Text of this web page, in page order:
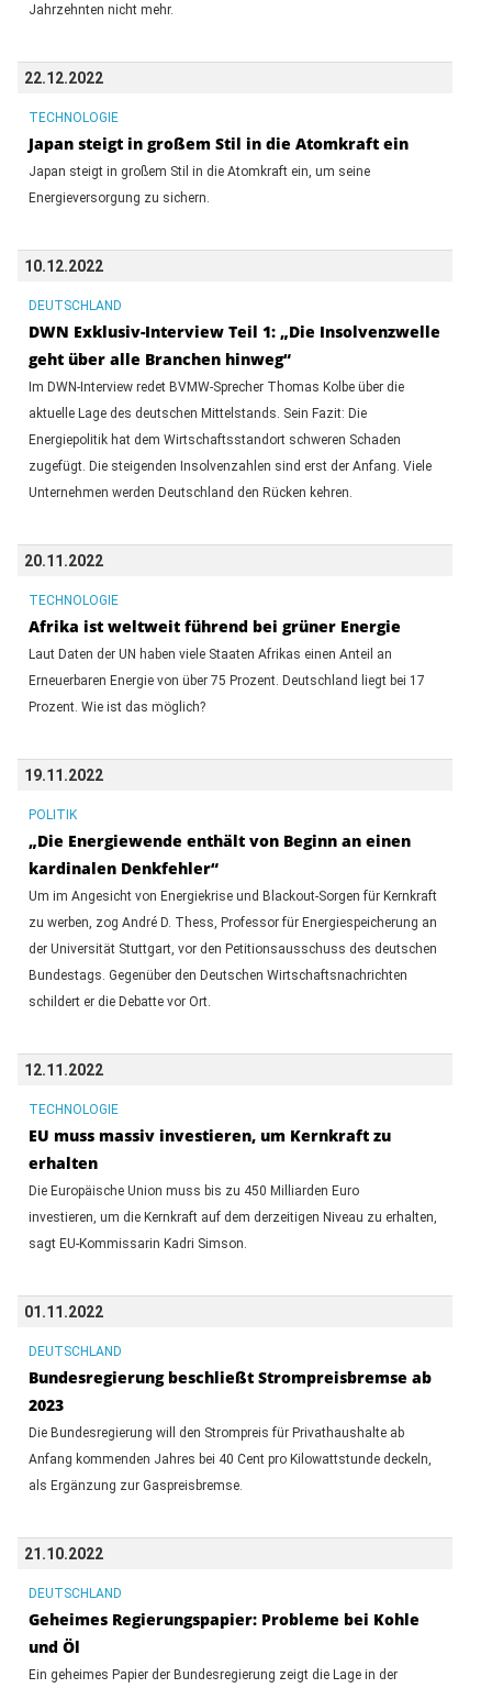
Jahrzehnten nicht mehr.
22.12.2022
TECHNOLOGIE
Japan steigt in großem Stil in die Atomkraft ein
Japan steigt in großem Stil in die Atomkraft ein, um seine
Energieversorgung zu sichern.
10.12.2022
DEUTSCHLAND
DWN Exklusiv-Interview Teil 1: „Die Insolvenzwelle
geht über alle Branchen hinweg“
Im DWN-Interview redet BVMW-Sprecher Thomas Kolbe über die
aktuelle Lage des deutschen Mittelstands. Sein Fazit: Die
Energiepolitik hat dem Wirtschaftsstandort schweren Schaden
zugefügt. Die steigenden Insolvenzahlen sind erst der Anfang. Viele
Unternehmen werden Deutschland den Rücken kehren.
20.11.2022
TECHNOLOGIE
Afrika ist weltweit führend bei grüner Energie
Laut Daten der UN haben viele Staaten Afrikas einen Anteil an
Erneuerbaren Energie von über 75 Prozent. Deutschland liegt bei 17
Prozent. Wie ist das möglich?
19.11.2022
POLITIK
„Die Energiewende enthält von Beginn an einen
kardinalen Denkfehler“
Um im Angesicht von Energiekrise und Blackout-Sorgen für Kernkraft
zu werben, zog André D. Thess, Professor für Energiespeicherung an
der Universität Stuttgart, vor den Petitionsausschuss des deutschen
Bundestags. Gegenüber den Deutschen Wirtschaftsnachrichten
schildert er die Debatte vor Ort.
12.11.2022
TECHNOLOGIE
EU muss massiv investieren, um Kernkraft zu
erhalten
Die Europäische Union muss bis zu 450 Milliarden Euro
investieren, um die Kernkraft auf dem derzeitigen Niveau zu erhalten,
sagt EU-Kommissarin Kadri Simson.
01.11.2022
DEUTSCHLAND
Bundesregierung beschließt Strompreisbremse ab
2023
Die Bundesregierung will den Strompreis für Privathaushalte ab
Anfang kommenden Jahres bei 40 Cent pro Kilowattstunde deckeln,
als Ergänzung zur Gaspreisbremse.
21.10.2022
DEUTSCHLAND
Geheimes Regierungspapier: Probleme bei Kohle
und Öl
Ein geheimes Papier der Bundesregierung zeigt die Lage in der